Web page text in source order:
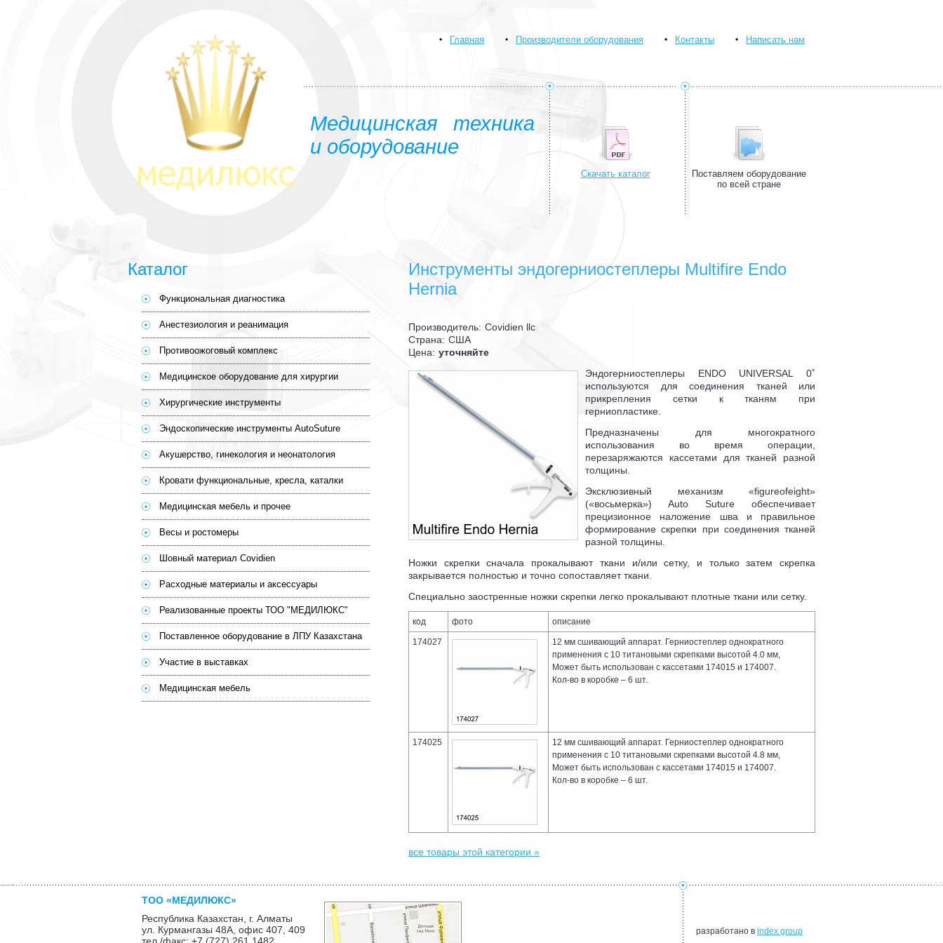
Медицинская техника
и оборудование
Скачать каталог
Поставляем оборудование
по всей стране
Главная Производители оборудования Контакты Написать нам
Каталог
Функциональная диагностика
Анестезиология и реанимация
Противоожоговый комплекс
Медицинское оборудование для хирургии
Хирургические инструменты
Эндоскопические инструменты AutoSuture
Акушерство, гинекология и неонатология
Кровати функциональные, кресла, каталки
Медицинская мебель и прочее
Весы и ростомеры
Шовный материал Covidien
Расходные материалы и аксессуары
Реализованные проекты ТОО "МЕДИЛЮКС"
Поставленное оборудование в ЛПУ Казахстана
Участие в выставках
Медицинская мебель
Инструменты эндогерниостеплеры Multifire Endo
Hernia
Производитель: Covidien llc
Страна: США
Цена: уточняйте
Эндогерниостеплеры ENDO UNIVERSAL 0˚
используются для соединения тканей или
прикрепления сетки к тканям при
герниопластике.
Предназначены для многократного
использования во время операции,
перезаряжаются кассетами для тканей разной
толщины.
Эксклюзивный механизм «figureofeight»
(«восьмерка») Auto Suture обеспечивает
прецизионное наложение шва и правильное
формирование скрепки при соединения тканей
разной толщины.
Ножки скрепки сначала прокалывают ткани и/или сетку, и только затем скрепка
закрывается полностью и точно сопоставляет ткани.
Специально заостренные ножки скрепки легко прокалывают плотные ткани или сетку.
код фото описание
174027
12 мм сшивающий аппарат. Герниостеплер однократного
применения с 10 титановыми скрепками высотой 4.0 мм,
Может быть использован с кассетами 174015 и 174007.
Кол-во в коробке – 6 шт.
174025
12 мм сшивающий аппарат. Герниостеплер однократного
применения с 10 титановыми скрепками высотой 4.8 мм,
Может быть использован с кассетами 174015 и 174007.
Кол-во в коробке – 6 шт.
все товары этой категории »
ТОО «МЕДИЛЮКС»
Рес­публи­ка Ка­захс­тан, г. Ал­ма­ты
ул. Кур­манга­зы 48А, офис 407, 409
разработано в index group